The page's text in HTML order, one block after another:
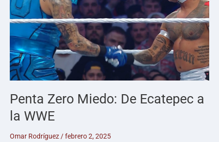
Penta Zero Miedo: De Ecatepec a
la WWE
Omar Rodríguez /febrero 2, 2025